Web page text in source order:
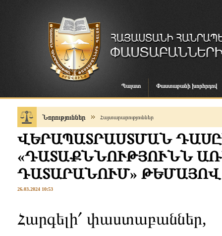
Պալատ Փաստաբանի խորհրդով
Նորություններ Հայտարարություններ
ՎԵՐԱՊԱՏՐԱՍՏՄԱՆ
«ԴԱՏԱՔՆՆՈՒԹՅՈՒՆՆ
ԴԱՏԱՐԱՆՈՒՄ» ԹԵՄԱՅՈՎ
26.03.2024 10:53
Հարգելի՛ փաստաբաններ,